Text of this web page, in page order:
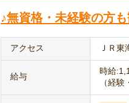
♪無資格・未経験の方も
アクセス ＪＲ
給与
時給
（経